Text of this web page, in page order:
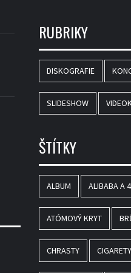
RUBRIKY
DISKOGRAFIE
SLIDESHOW
ŠTÍTKY
ALBUM ALIBABA A
ATÓMOVÝ KRYT
CHRASTY CIGARETY